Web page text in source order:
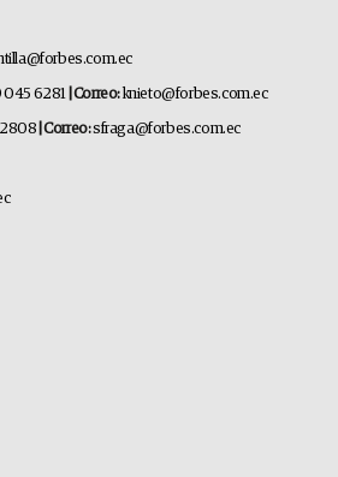
045 6281 | Correo:knieto@forbes.com.ec
| Correo:sfraga@forbes.com.ec